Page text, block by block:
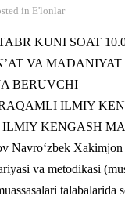
in E'lonlar
KUNI SOAT
VA
BERUVCHI
RAQAMLI ILMIY
KENGASH
Xakimjon
va metodikasi
talabalarida